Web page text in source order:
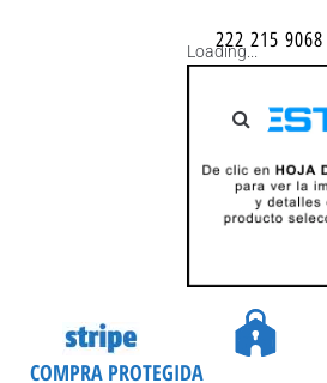
222 215 9068
Loading...
COMPRA PROTEGIDA